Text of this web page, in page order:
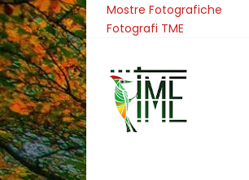
Mostre Fotografiche
Fotografi TME